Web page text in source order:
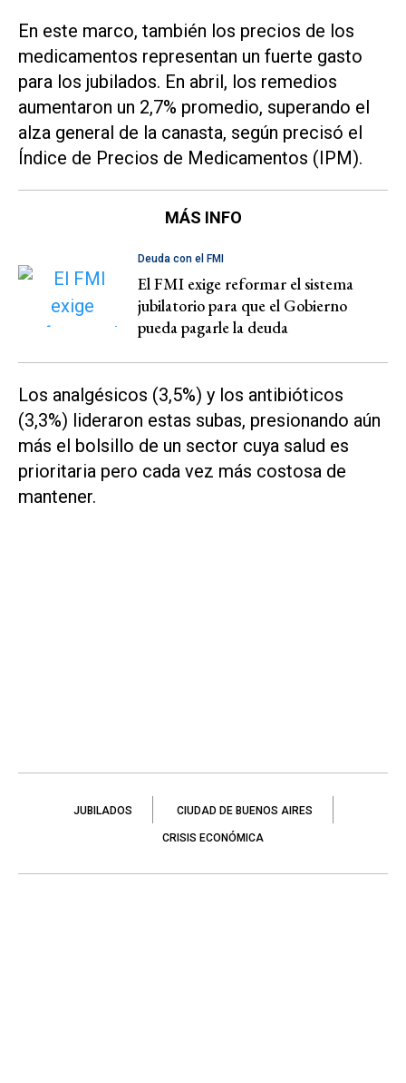
En este marco, también los precios de los
medicamentos representan un fuerte gasto
para los jubilados. En abril, los remedios
aumentaron un 2,7% promedio, superando el
alza general de la canasta, según precisó el
Índice de Precios de Medicamentos (IPM).
MÁS INFO
Deuda con el FMI
El FMI exige reformar el sistema
jubilatorio para que el Gobierno
pueda pagarle la deuda
Los analgésicos (3,5%) y los antibióticos
(3,3%) lideraron estas subas, presionando aún
más el bolsillo de un sector cuya salud es
prioritaria pero cada vez más costosa de
mantener.
JUBILADOS CIUDAD DE BUENOS AIRES
CRISIS ECONÓMICA